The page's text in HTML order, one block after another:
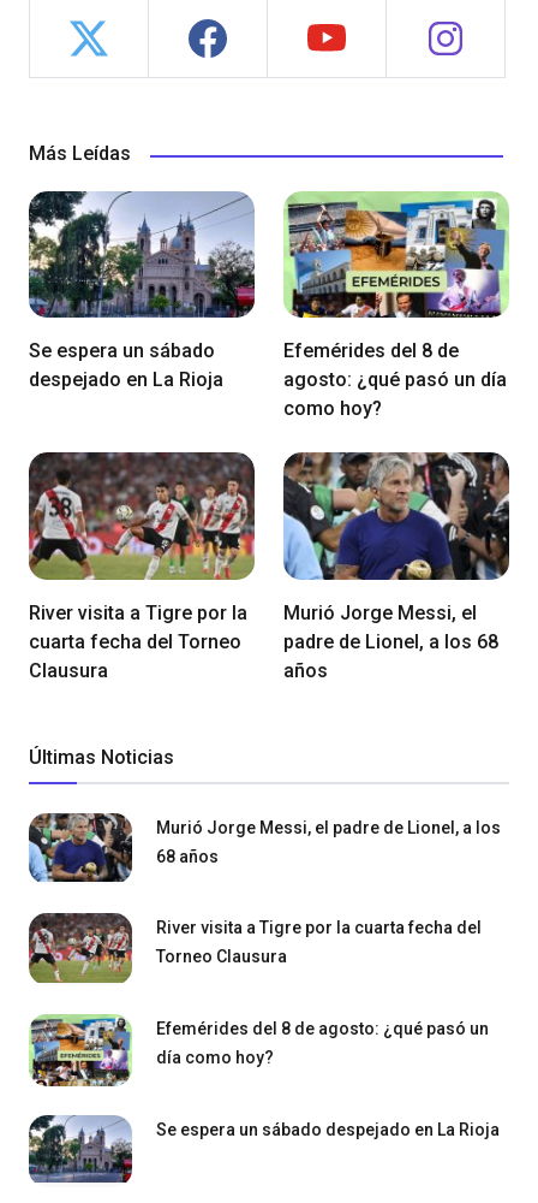
Más Leídas
Se espera un sábado
despejado en La Rioja
Efemérides del 8 de
agosto: ¿qué pasó un día
como hoy?
River visita a Tigre por la
cuarta fecha del Torneo
Clausura
Murió Jorge Messi, el
padre de Lionel, a los 68
años
Últimas Noticias
Murió Jorge Messi, el padre de Lionel, a los
68 años
River visita a Tigre por la cuarta fecha del
Torneo Clausura
Efemérides del 8 de agosto: ¿qué pasó un
día como hoy?
Se espera un sábado despejado en La Rioja